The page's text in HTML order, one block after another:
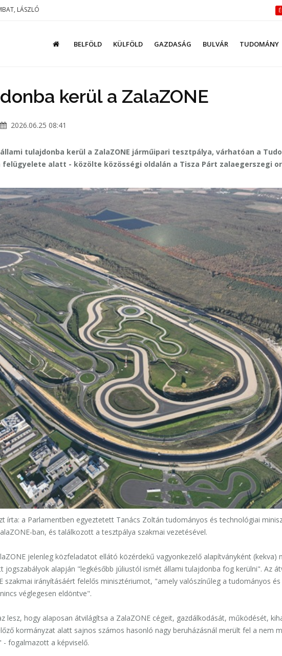
LÁSZLÓ
BELFÖLD KÜLFÖLD GAZDASÁG BULVÁR TUDOMÁNY
kerül a ZalaZONE
2026.06.25 08:41
tulajdonba kerül a ZalaZONE járműipari tesztpálya, várhatóan a
alatt - közölte közösségi oldalán a Tisza Párt zalaegerszegi
írta: a Parlamentben egyeztetett Tanács Zoltán tudományos és technológiai
ban, és találkozott a tesztpálya szakmai vezetésével.
jelenleg közfeladatot ellátó közérdekű vagyonkezelő alapítványként (kekva)
jogszabályok alapján "legkésőbb júliustól ismét állami tulajdonba fog kerülni". Az
szakmai irányításáért felelős minisztériumot, "amely valószínűleg a tudományos
véglegesen eldöntve".
lesz, hogy alaposan átvilágítsa a ZalaZONE cégeit, gazdálkodását, működését,
kormányzat alatt sajnos számos hasonló nagy beruházásnál merült fel a nem
- fogalmazott a képviselő.